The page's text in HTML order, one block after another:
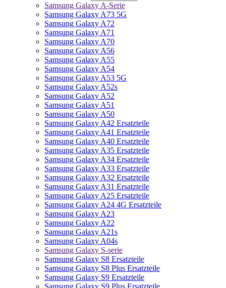
Samsung Galaxy A-Serie
Samsung Galaxy A73 5G
Samsung Galaxy A72
Samsung Galaxy A71
Samsung Galaxy A70
Samsung Galaxy A56
Samsung Galaxy A55
Samsung Galaxy A54
Samsung Galaxy A53 5G
Samsung Galaxy A52s
Samsung Galaxy A52
Samsung Galaxy A51
Samsung Galaxy A50
Samsung Galaxy A42 Ersatzteile
Samsung Galaxy A41 Ersatzteile
Samsung Galaxy A40 Ersatzteile
Samsung Galaxy A35 Ersatzteile
Samsung Galaxy A34 Ersatzteile
Samsung Galaxy A33 Ersatzteile
Samsung Galaxy A32 Ersatzteile
Samsung Galaxy A31 Ersatzteile
Samsung Galaxy A25 Ersatzteile
Samsung Galaxy A24 4G Ersatzteile
Samsung Galaxy A23
Samsung Galaxy A22
Samsung Galaxy A21s
Samsung Galaxy A04s
Samsung Galaxy S-serie
Samsung Galaxy S8 Ersatzteile
Samsung Galaxy S8 Plus Ersatzteile
Samsung Galaxy S9 Ersatzteile
Samsung Galaxy S9 Plus Ersatzteile